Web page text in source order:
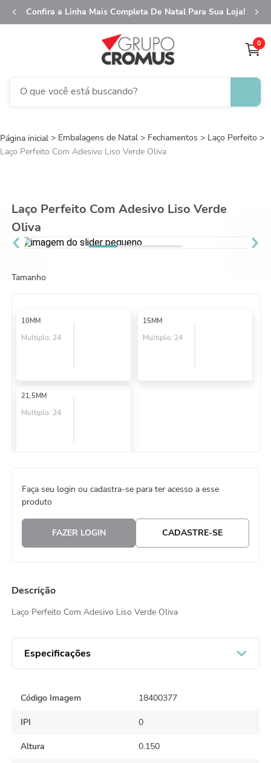
Confira a Linha Mais Completa De Natal Para Sua Loja!
0
O que você está buscando?
Embalagens de Natal Fechamentos
Laço Perfeito
Laço Perfeito Com Adesivo Liso Verde Oliva
Laço Perfeito Com Adesivo Liso Verde
Oliva
Tamanho
10MM
Multiplo: 24
15MM
Multiplo: 24
21,5MM
Multiplo: 24
Faça seu login ou cadastra-se para ter acesso a esse
produto
FAZER LOGIN CADASTRE-SE
Descrição
Laço Perfeito Com Adesivo Liso Verde Oliva
Especificações
Código Imagem 18400377
IPI 0
Altura 0.150
1º
fita aramada
6º
guardanapo